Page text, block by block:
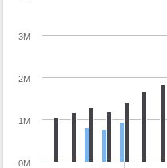
0M
1M
2M
3M